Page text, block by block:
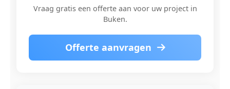
Vraag gratis een offerte aan voor uw project in
Buken.
Offerte aanvragen